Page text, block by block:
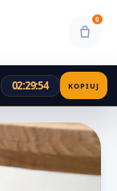
0
02:29:53 KOPIUJ